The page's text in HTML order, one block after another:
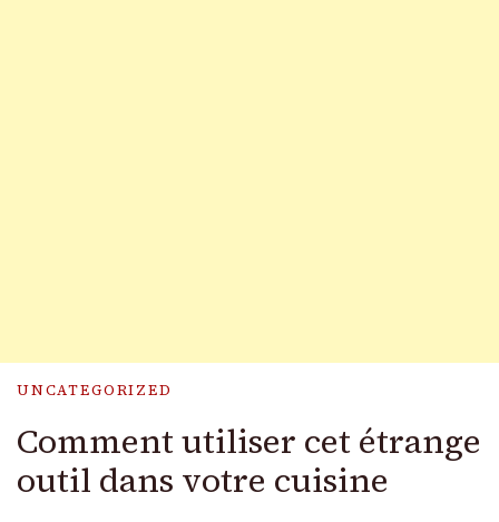
UNCATEGORIZED
Comment utiliser cet étrange
outil dans votre cuisine